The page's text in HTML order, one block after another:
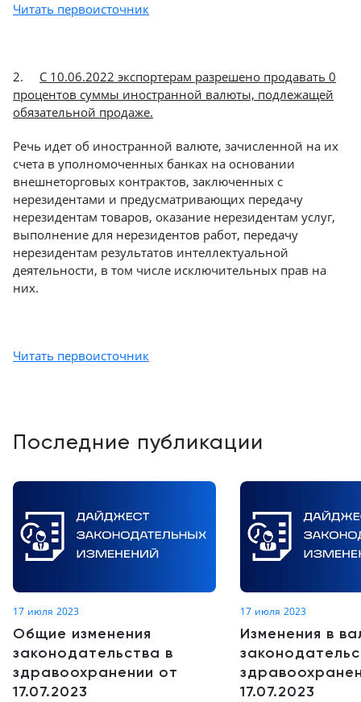
Читать первоисточник
2. С 10.06.2022 экспортерам разрешено продавать 0
процентов суммы иностранной валюты, подлежащей
обязательной продаже.
Речь идет об иностранной валюте, зачисленной на их
счета в уполномоченных банках на основании
внешнеторговых контрактов, заключенных с
нерезидентами и предусматривающих передачу
нерезидентам товаров, оказание нерезидентам услуг,
выполнение для нерезидентов работ, передачу
нерезидентам результатов интеллектуальной
деятельности, в том числе исключительных прав на
них.
Читать первоисточник
Последние публикации
17 июля 2023
Общие изменения
законодательства в
здравоохранении от
17.07.2023
17 июля 2023
Изменения в
17.07.2023